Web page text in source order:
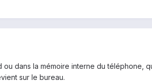
dans la mémoire interne du téléphone,
sur le bureau.